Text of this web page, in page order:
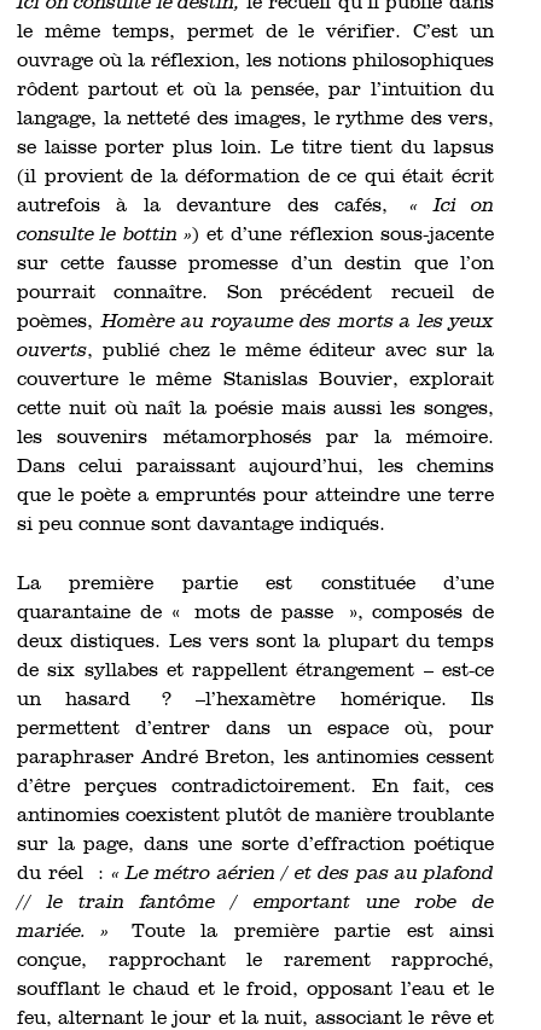
le même temps, permet de le vérifier. C’est un
ouvrage où la réflexion, les notions philosophiques
rôdent partout et où la pensée, par l’intuition du
langage, la netteté des images, le rythme des vers,
se laisse porter plus loin. Le titre tient du lapsus
(il provient de la déformation de ce qui était écrit
autrefois à la devanture des cafés,« Ici on
consulte le bottin ») et d’une réflexion sous-jacente
sur cette fausse promesse d’un destin que l’on
pourrait connaître. Son précédent recueil de
poèmes,Homère au royaume des morts a les yeux
ouverts, publié chez le même éditeur avec sur la
couverture le même Stanislas Bouvier, explorait
cette nuit où naît la poésie mais aussi les songes,
les souvenirs métamorphosés par la mémoire.
Dans celui paraissant aujourd’hui, les chemins
que le poète a empruntés pour atteindre une terre
si peu connue sont davantage indiqués.
La première partie est constituée d’une
quarantaine de « mots de passe », composés de
deux distiques. Les vers sont la plupart du temps
de six syllabes et rappellent étrangement – est-ce
un hasard ? –l’hexamètre homérique. Ils
permettent d’entrer dans un espace où, pour
paraphraser André Breton, les antinomies cessent
d’être perçues contradictoirement. En fait, ces
antinomies coexistent plutôt de manière troublante
sur la page, dans une sorte d’effraction poétique
du réel : « Le métro aérien / et des pas au plafond
// le train fantôme / emportant une robe de
mariée. » Toute la première partie est ainsi
conçue, rapprochant le rarement rapproché,
soufflant le chaud et le froid, opposant l’eau et le
feu, alternant le jour et la nuit, associant le rêve et